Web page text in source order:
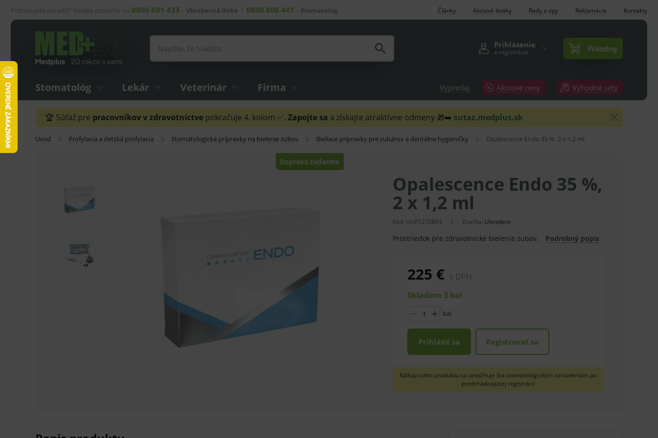
Potrebujete poradiť? Volajte zadarmo na 0800 601 433 – Všeobecná linka 0800 800 441 – Stomatológ Články Akciové letáky Rady a tipy Reklamácia Kontakty
Prihlásenie
a registrácia Prázdny
Stomatológ Lekár Veterinár Firma Výpredaj Akciové ceny Výhodné sety
🏆 Súťaž pre pracovníkov v zdravotníctve pokračuje 4. kolom ✅. Zapojte sa a získajte atraktívne odmeny 🎁➡️ sutaz.medplus.sk
Úvod Profylaxia a detská profylaxia Stomatologické prípravky na bielenie zubov Bieliace prípravky pre zubárov a dentálne hygieničky Opalescence Endo 35 %, 2 x 1,2 ml
Doprava zadarmo
Opalescence Endo 35 %,
2 x 1,2 ml
Kód: UUP1270BAL Značka: Ultradent
Prostriedok pre zdravotnícke bielenie zubov. Podrobný popis
225 € s DPH
Skladom 3 bal
bal
Prihlásiť sa Registrovať sa
Nákup tohto produktu sa umožňuje iba stomatológickým zariadeniam po
predchádzajúcej registrácii